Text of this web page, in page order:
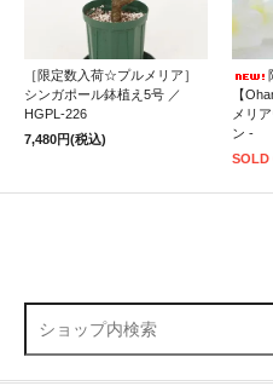
［限定数入荷☆プルメリア］
シンガポール鉢植え5号 ／
HGPL-226
7,480円(税込)
【
メリ
ン -
SOLD